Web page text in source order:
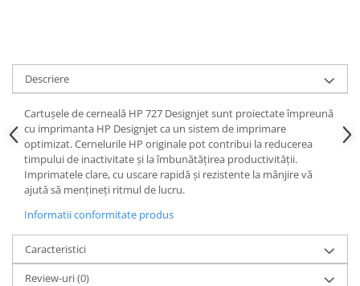
Descriere
Cartuşele de cerneală HP 727 Designjet sunt proiectate împreună
cu imprimanta HP Designjet ca un sistem de imprimare
optimizat. Cernelurile HP originale pot contribui la reducerea
timpului de inactivitate şi la îmbunătăţirea productivităţii.
Imprimatele clare, cu uscare rapidă şi rezistente la mânjire vă
ajută să menţineţi ritmul de lucru.
Informatii conformitate produs
Caracteristici
Review-uri(0)